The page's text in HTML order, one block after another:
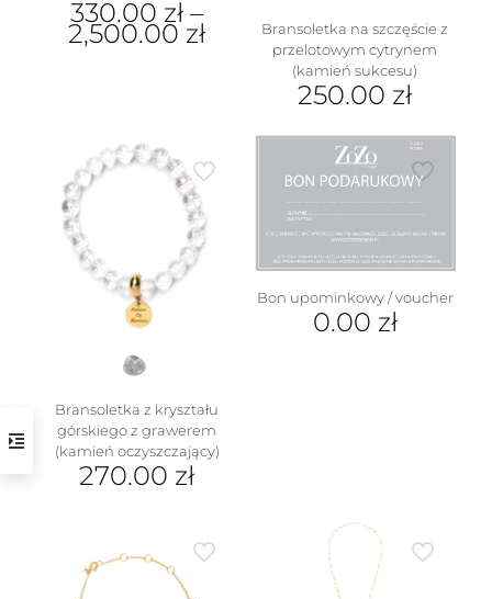
330.00 zł –
2,500.00 zł
wariantów.
Opcje
można
wybrać
stronie
produktu
Bransoletka na szczęście z
przelotowym cytrynem
(kamień sukcesu)
250.00 zł
produkt
ma
wiele
można
wybrać
stronie
produktu
Bransoletka z kryształu
górskiego z grawerem
(kamień oczyszczający)
270.00 zł
Bon upominkowy / voucher
0.00 zł